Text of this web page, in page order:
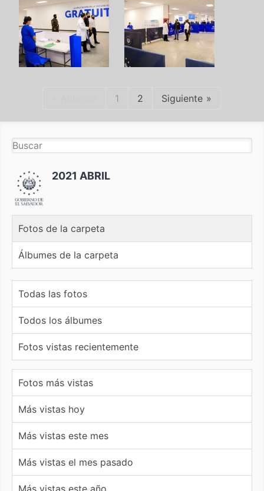
1 2 Siguiente
2021 ABRIL
Fotos de la carpeta
Álbumes de la carpeta
Todas las fotos
Todos los álbumes
Fotos vistas recientemente
Fotos más vistas
Más vistas hoy
Más vistas este mes
Más vistas el mes pasado
Más vistas este año